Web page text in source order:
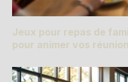
Jeux pour repas de
pour animer vos